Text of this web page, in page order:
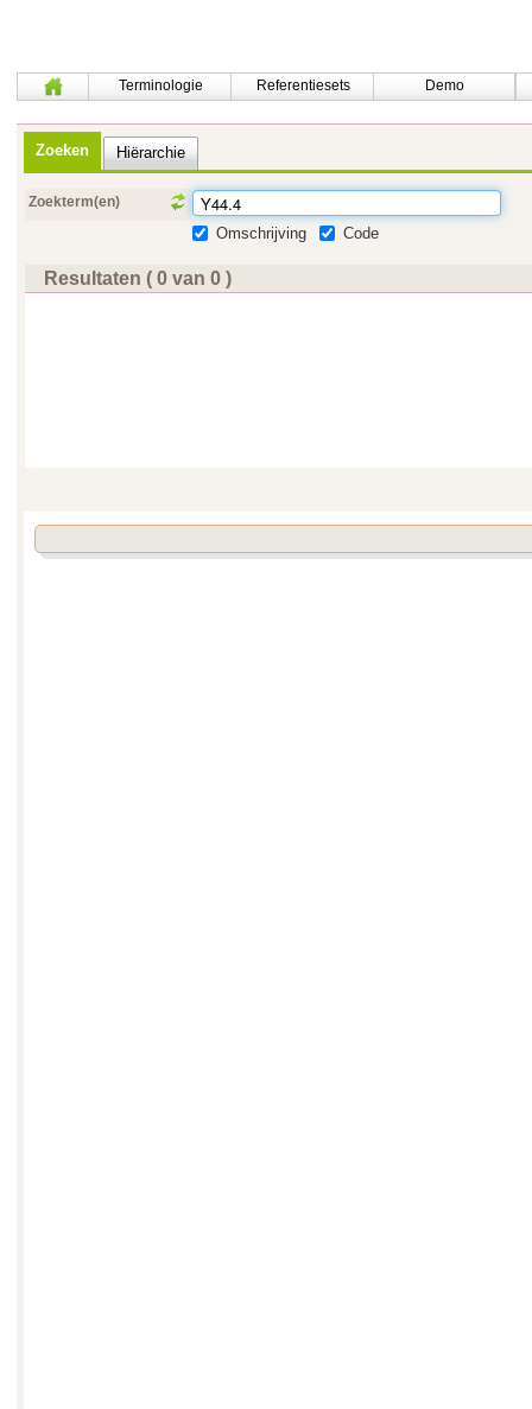
Terminologie Referentiesets Demo
Zoeken Hiërarchie
Zoekterm(en)
Omschrijving Code
Resultaten ( 0 van 0 )